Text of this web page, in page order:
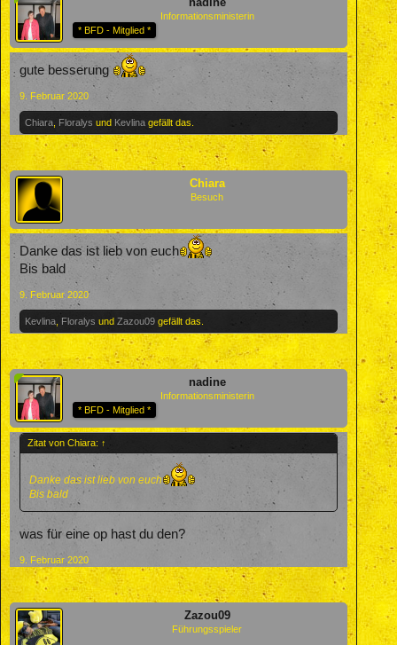
Informationsministerin
* BFD - Mitglied *
gute besserung
9. Februar 2020
Chiara Floralys und Kevlina gefällt das.
Chiara
Besuch
Danke das ist lieb von euch
Bis bald
9. Februar 2020
Kevlina Floralys und Zazou09 gefällt das.
nadine
Informationsministerin
* BFD - Mitglied *
Zitat von Chiara: ↑
Danke das ist lieb von euch
Bis bald
was für eine op hast du den?
9. Februar 2020
Zazou09
Führungsspieler